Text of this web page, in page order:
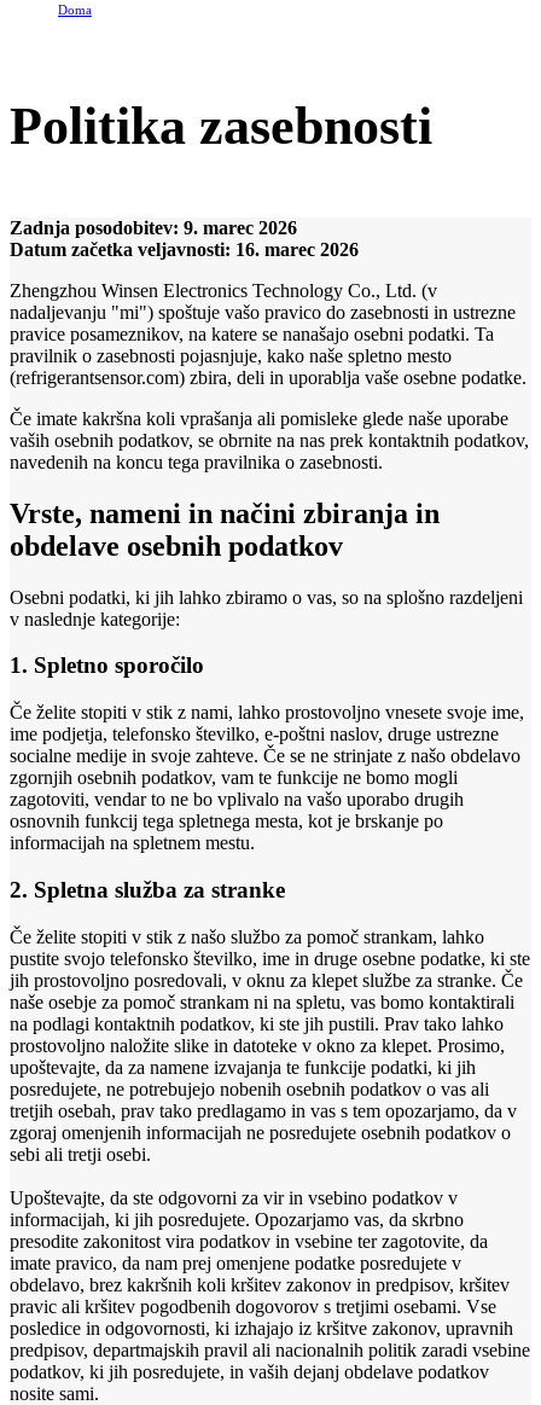
Doma
Politika zasebnosti
Zadnja posodobitev: 9. marec 2026
Datum začetka veljavnosti: 16. marec 2026
Zhengzhou Winsen Electronics Technology Co., Ltd. (v
nadaljevanju "mi") spoštuje vašo pravico do zasebnosti in ustrezne
pravice posameznikov, na katere se nanašajo osebni podatki. Ta
pravilnik o zasebnosti pojasnjuje, kako naše spletno mesto
(refrigerantsensor.com) zbira, deli in uporablja vaše osebne podatke.
Če imate kakršna koli vprašanja ali pomisleke glede naše uporabe
vaših osebnih podatkov, se obrnite na nas prek kontaktnih podatkov,
navedenih na koncu tega pravilnika o zasebnosti.
Vrste, nameni in načini zbiranja in
obdelave osebnih podatkov
Osebni podatki, ki jih lahko zbiramo o vas, so na splošno razdeljeni
v naslednje kategorije:
1. Spletno sporočilo
Če želite stopiti v stik z nami, lahko prostovoljno vnesete svoje ime,
ime podjetja, telefonsko številko, e-poštni naslov, druge ustrezne
socialne medije in svoje zahteve. Če se ne strinjate z našo obdelavo
zgornjih osebnih podatkov, vam te funkcije ne bomo mogli
zagotoviti, vendar to ne bo vplivalo na vašo uporabo drugih
osnovnih funkcij tega spletnega mesta, kot je brskanje po
informacijah na spletnem mestu.
2. Spletna služba za stranke
Če želite stopiti v stik z našo službo za pomoč strankam, lahko
pustite svojo telefonsko številko, ime in druge osebne podatke, ki ste
jih prostovoljno posredovali, v oknu za klepet službe za stranke. Če
naše osebje za pomoč strankam ni na spletu, vas bomo kontaktirali
na podlagi kontaktnih podatkov, ki ste jih pustili. Prav tako lahko
prostovoljno naložite slike in datoteke v okno za klepet. Prosimo,
upoštevajte, da za namene izvajanja te funkcije podatki, ki jih
posredujete, ne potrebujejo nobenih osebnih podatkov o vas ali
tretjih osebah, prav tako predlagamo in vas s tem opozarjamo, da v
zgoraj omenjenih informacijah ne posredujete osebnih podatkov o
sebi ali tretji osebi.
Upoštevajte, da ste odgovorni za vir in vsebino podatkov v
informacijah, ki jih posredujete. Opozarjamo vas, da skrbno
presodite zakonitost vira podatkov in vsebine ter zagotovite, da
imate pravico, da nam prej omenjene podatke posredujete v
obdelavo, brez kakršnih koli kršitev zakonov in predpisov, kršitev
pravic ali kršitev pogodbenih dogovorov s tretjimi osebami. Vse
posledice in odgovornosti, ki izhajajo iz kršitve zakonov, upravnih
predpisov, departmajskih pravil ali nacionalnih politik zaradi vsebine
podatkov, ki jih posredujete, in vaših dejanj obdelave podatkov
nosite sami.